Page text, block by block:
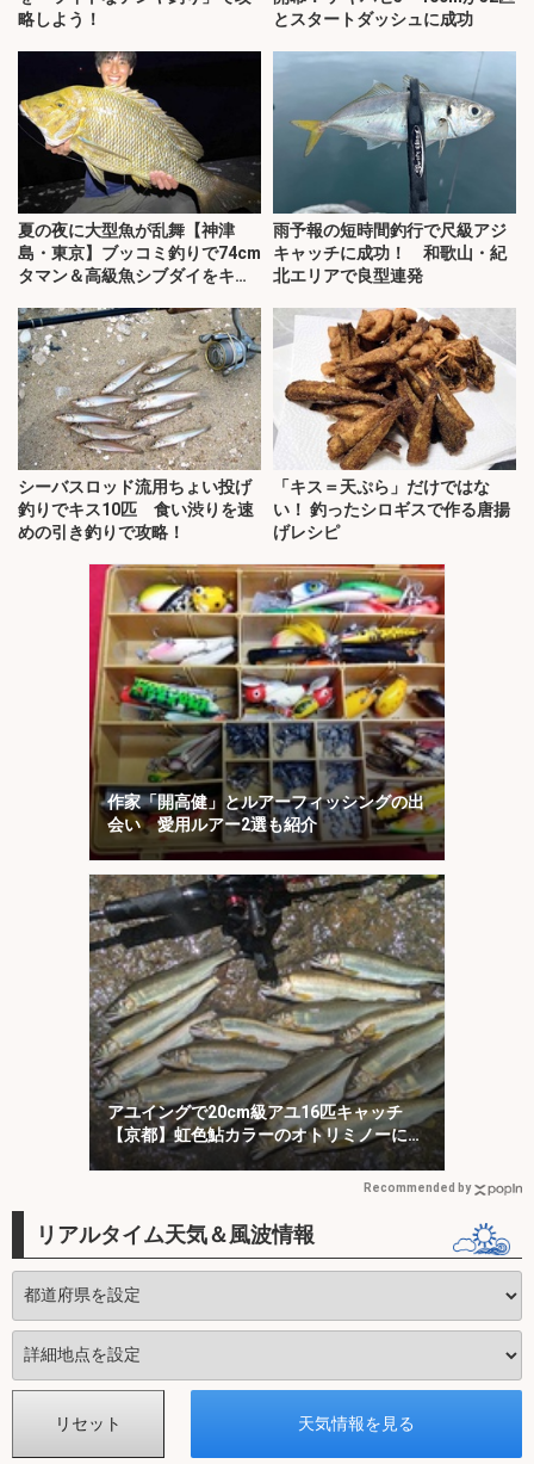
略しよう！
とスタートダッシュに成功
夏の夜に大型魚が乱舞【神津
島・東京】ブッコミ釣りで74cm
タマン＆高級魚シブダイをキャ
雨予報の短時間釣行で尺級アジ
キャッチに成功！ 和歌山・紀
北エリアで良型連発
シーバスロッド流用ちょい投げ
釣りでキス10匹 食い渋りを速
めの引き釣りで攻略！
「キス＝天ぷら」だけではな
い！ 釣ったシロギスで作る唐揚
げレシピ
作家「開高健」とルアーフィッシングの出
会い 愛用ルアー2選も紹介
アユイングで20cm級アユ16匹キャッチ
【京都】虹色鮎カラーのオトリミノーにヒ
ット集中！
Recommended by
リアルタイム天気＆風波情報